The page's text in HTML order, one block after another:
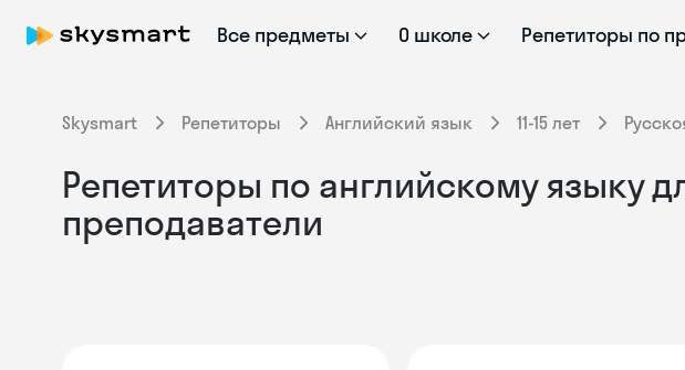
Все предметы О школе Репетиторы по
Skysmart Репетиторы Английский язык 11-15 лет
Репетиторы по английскому языку
преподаватели